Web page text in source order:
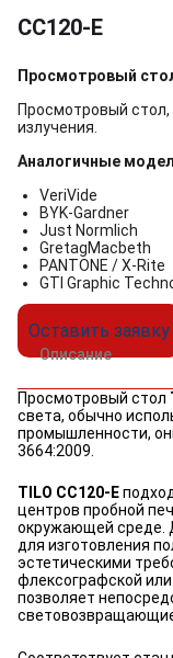
CC120-E
Просмотровый
Просмотровый
излучения.
Аналогичные
VeriVide
BYK-Gardner
Just Normlich
GretagMacbeth
PANTONE / X-Rite
GTI Graphic
Оставить заявку
Описание
Просмотровый стол
света, обычно
промышленности,
3664:2009.
TILO CC120-E
центров пробной
окружающей среде.
для изготовления
эстетическими
флексографской
позволяет